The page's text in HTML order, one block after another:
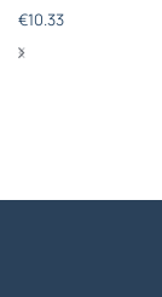
€10.33